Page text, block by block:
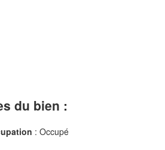
du bien :
: Occupé